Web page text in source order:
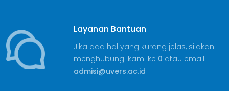
Layanan Bantuan
Jika ada hal yang kurang jelas, silakan
menghubungi kami ke 0 atau email
admisi@uvers.ac.id